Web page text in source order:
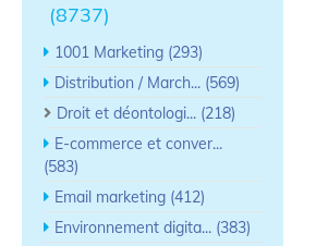
(8737)
1001 Marketing (293)
Distribution / March... (569)
Droit et déontologi... (218)
E-commerce et conver...
(583)
Email marketing (412)
Environnement digita... (383)